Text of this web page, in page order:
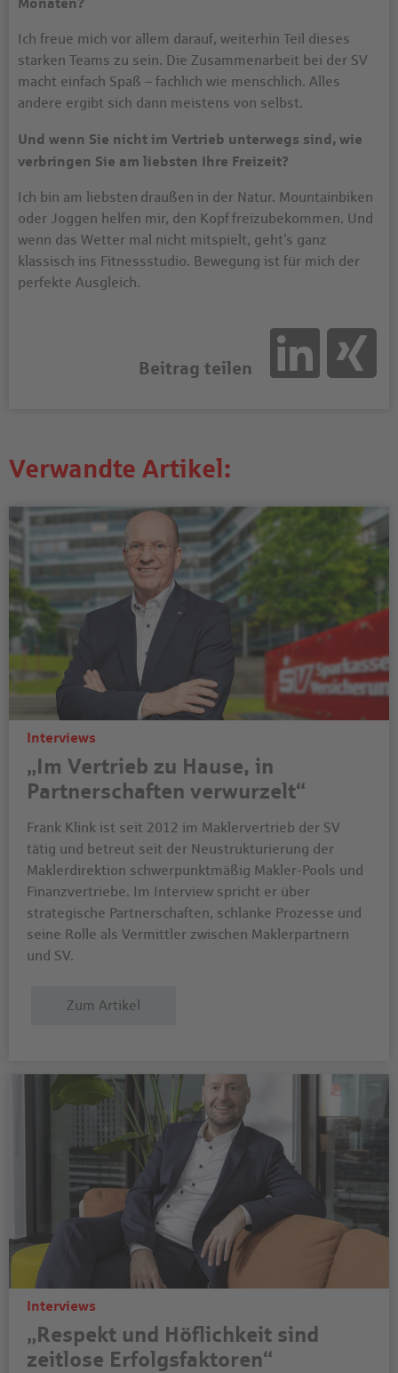
Ich freue mich vor allem darauf, weiterhin Teil dieses
starken Teams zu sein. Die Zusammenarbeit bei der SV
macht einfach Spaß – fachlich wie menschlich. Alles
andere ergibt sich dann meistens von selbst.
Und wenn Sie nicht im Vertrieb unterwegs sind, wie
verbringen Sie am liebsten Ihre Freizeit?
Ich bin am liebsten draußen in der Natur. Mountainbiken
oder Joggen helfen mir, den Kopf freizubekommen. Und
wenn das Wetter mal nicht mitspielt, geht’s ganz
klassisch ins Fitnessstudio. Bewegung ist für mich der
perfekte Ausgleich.
Beitrag teilen
Verwandte Artikel:
Interviews
„Im Vertrieb zu Hause, in
Partnerschaften verwurzelt“
Frank Klink ist seit 2012 im Maklervertrieb der SV
tätig und betreut seit der Neustrukturierung der
Maklerdirektion schwerpunktmäßig Makler-Pools und
Finanzvertriebe. Im Interview spricht er über
strategische Partnerschaften, schlanke Prozesse und
seine Rolle als Vermittler zwischen Maklerpartnern
und SV.
Zum Artikel
Interviews
„Respekt und Höflichkeit sind
zeitlose Erfolgsfaktoren“